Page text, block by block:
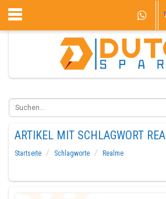
ARTIKEL MIT SCHLAGWORT
Startseite Schlagworte
Realme